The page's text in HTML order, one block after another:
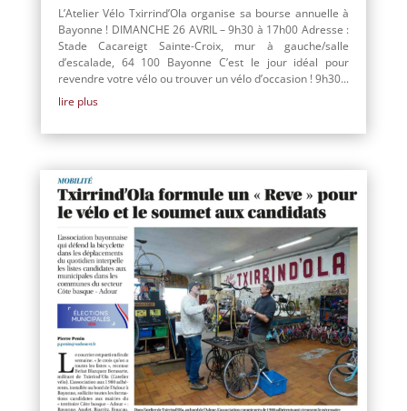
L’Atelier Vélo Txirrind’Ola organise sa bourse annuelle à
Bayonne ! DIMANCHE 26 AVRIL – 9h30 à 17h00 Adresse :
Stade Cacareigt Sainte-Croix, mur à gauche/salle
d’escalade, 64 100 Bayonne C’est le jour idéal pour
revendre votre vélo ou trouver un vélo d’occasion ! 9h30...
lire plus